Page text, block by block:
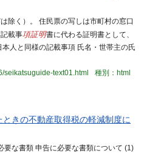
除く）。 住民票の写しは市町村の窓口
載事項証明書に代わる証明書として、
人と同様の記載事項 氏名・世帯主の氏
seikatsuguide-text01.html
種別：html
きの不動産取得税の軽減制度に
要な書類 申告に必要な書類について (1)